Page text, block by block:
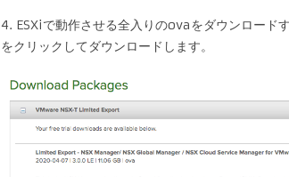
4. ESXiで動作させる全入りのovaをダウンロード
をクリックしてダウンロードします。